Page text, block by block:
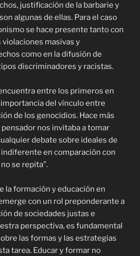
justificación de la barbarie y
algunas de ellas. Para el caso
se hace presente tanto con
masivas y
como en la difusión de
discriminadores y racistas.
entre los primeros en
del vínculo entre
de los genocidios. Hace más
nos invitaba a tomar
debate sobre ideales de
en comparación con
se repita”.
la formación y educación en
con un rol preponderante a
de sociedades justas e
perspectiva, es fundamental
las formas y las estrategias
tarea. Educar y formar no